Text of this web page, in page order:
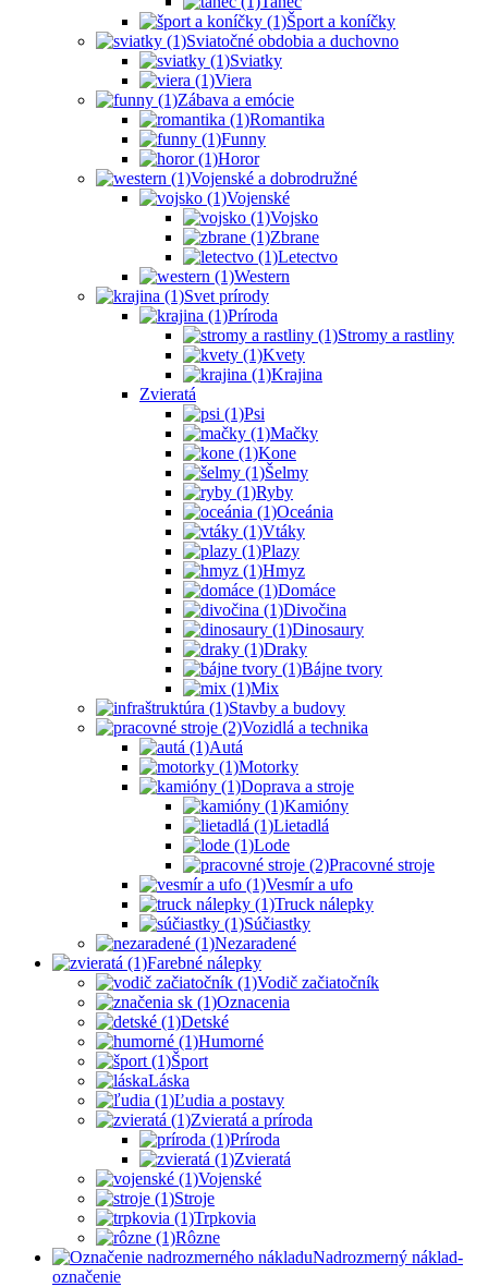
Šport a koníčky
Sviatočné obdobia a duchovno
Sviatky
Viera
Zábava a emócie
Romantika
Funny
Horor
Vojenské a dobrodružné
Vojenské
Vojsko
Zbrane
Letectvo
Western
Svet prírody
Príroda
Stromy a rastliny
Kvety
Krajina
Zvieratá
Psi
Mačky
Kone
Šelmy
Ryby
Oceánia
Vtáky
Plazy
Hmyz
Domáce
Divočina
Dinosaury
Draky
Bájne tvory
Mix
Stavby a budovy
Vozidlá a technika
Autá
Motorky
Doprava a stroje
Kamióny
Lietadlá
Lode
Pracovné stroje
Vesmír a ufo
Truck nálepky
Súčiastky
Nezaradené
Farebné nálepky
Vodič začiatočník
Oznacenia
Detské
Humorné
Šport
Láska
Ľudia a postavy
Zvieratá a príroda
Príroda
Zvieratá
Vojenské
Stroje
Trpkovia
Rôzne
Nadrozmerný náklad-
označenie